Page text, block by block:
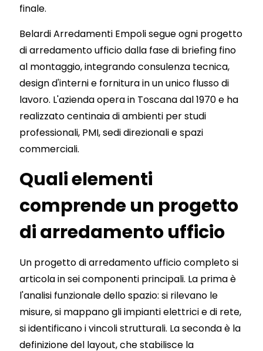
finale.
Belardi Arredamenti Empoli segue ogni progetto
di arredamento ufficio dalla fase di briefing fino
al montaggio, integrando consulenza tecnica,
design d'interni e fornitura in un unico flusso di
lavoro. L'azienda opera in Toscana dal 1970 e ha
realizzato centinaia di ambienti per studi
professionali, PMI, sedi direzionali e spazi
commerciali.
Quali elementi
comprende un progetto
di arredamento ufficio
Un progetto di arredamento ufficio completo si
articola in sei componenti principali. La prima è
l'analisi funzionale dello spazio: si rilevano le
misure, si mappano gli impianti elettrici e di rete,
si identificano i vincoli strutturali. La seconda è la
definizione del layout, che stabilisce la